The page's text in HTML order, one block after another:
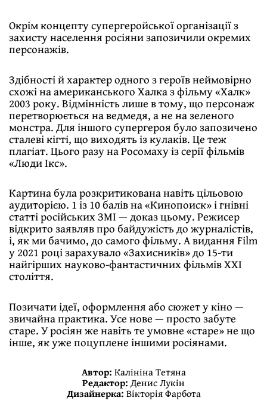
Окрім концепту супергеройської організації з
захисту населення росіяни запозичили окремих
персонажів.
Здібності й характер одного з героїв неймовірно
схожі на американського Халка з фільму «Халк»
2003 року. Відмінність лише в тому, що персонаж
перетворюється на ведмедя, а не на зеленого
монстра. Для іншого супергероя було запозичено
сталеві кігті, що виходять із кулаків. Це теж
плагіат. Цього разу на Росомаху із серії фільмів
«Люди Ікс».
Картина була розкритикована навіть цільовою
аудиторією. 1 із 10 балів на «Кинопоиск» і гнівні
статті російських ЗМІ — доказ цьому. Режисер
відкрито заявляв про байдужість до журналістів,
і, як ми бачимо, до самого фільму. А видання Film
у 2021 році зарахувало «Захисників» до 15-ти
найгірших науково-фантастичних фільмів XXI
століття.
Позичати ідеї, оформлення або сюжет у кіно —
звичайна практика. Усе нове — просто забуте
старе. У росіян же навіть те умовне «старе» не що
інше, як уже поцуплене іншими росіянами.
Автор: Калініна Тетяна
Редактор: Денис Лукін
Дизайнерка: Вікторія Фарбота